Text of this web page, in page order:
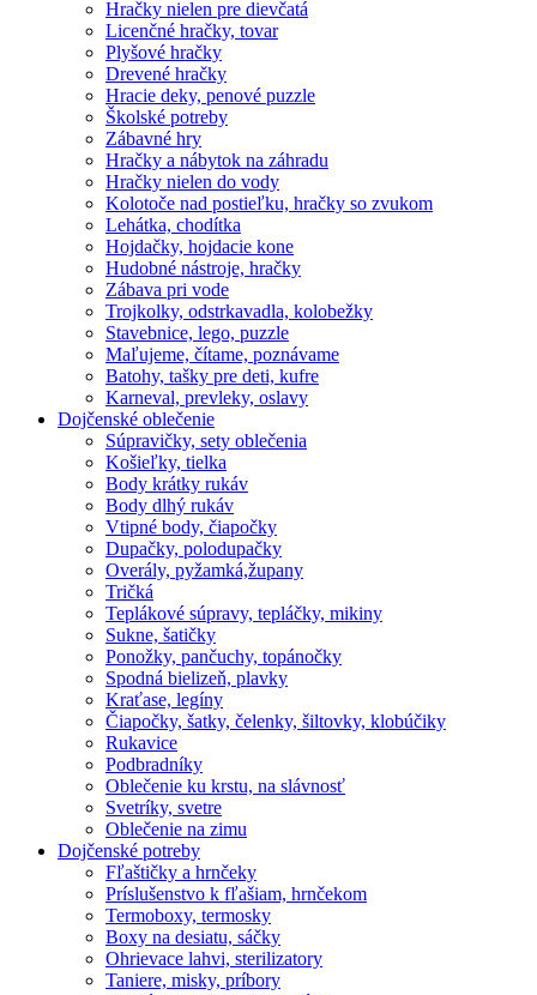
Hračky nielen pre dievčatá
Licenčné hračky, tovar
Plyšové hračky
Drevené hračky
Hracie deky, penové puzzle
Školské potreby
Zábavné hry
Hračky a nábytok na záhradu
Hračky nielen do vody
Kolotoče nad postieľku, hračky so zvukom
Lehátka, chodítka
Hojdačky, hojdacie kone
Hudobné nástroje, hračky
Zábava pri vode
Trojkolky, odstrkavadla, kolobežky
Stavebnice, lego, puzzle
Maľujeme, čítame, poznávame
Batohy, tašky pre deti, kufre
Karneval, prevleky, oslavy
Dojčenské oblečenie
Súpravičky, sety oblečenia
Košieľky, tielka
Body krátky rukáv
Body dlhý rukáv
Vtipné body, čiapočky
Dupačky, polodupačky
Overály, pyžamká,župany
Tričká
Teplákové súpravy, tepláčky, mikiny
Sukne, šatičky
Ponožky, pančuchy, topánočky
Spodná bielizeň, plavky
Kraťase, legíny
Čiapočky, šatky, čelenky, šiltovky, klobúčiky
Rukavice
Podbradníky
Oblečenie ku krstu, na slávnosť
Svetríky, svetre
Oblečenie na zimu
Dojčenské potreby
Fľaštičky a hrnčeky
Príslušenstvo k fľašiam, hrnčekom
Termoboxy, termosky
Boxy na desiatu, sáčky
Ohrievace lahvi, sterilizatory
Taniere, misky, príbory